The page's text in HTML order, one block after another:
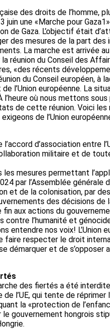
des droits de l’homme,
juin une «Marche pour
de Gaza. L’objectif était
des mesures de la part
La marche est arrivée
réunion du Conseil des
«des récents
du Conseil européen, à
l’Union européenne. La
l’heure où nous mettons
de cette réunion. Voici les
de l’Union
d’association entre
militaire et de
mesures permettant
par l’Assemblée générale
et de la colonisation, par
des décisions de
aux actions du
contre l’humanité et
entendre nos voix! L’Union
faire respecter le droit
démarquer et de s’opposer
des fiertés a été
l’UE, qui tente de réprimer
la «protection de
gouvernement hongrois